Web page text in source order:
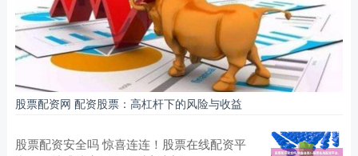
股票配资网 配资股票：高杠杆下的风险与收益
股票配资安全吗 惊喜连连！股票在线配资平